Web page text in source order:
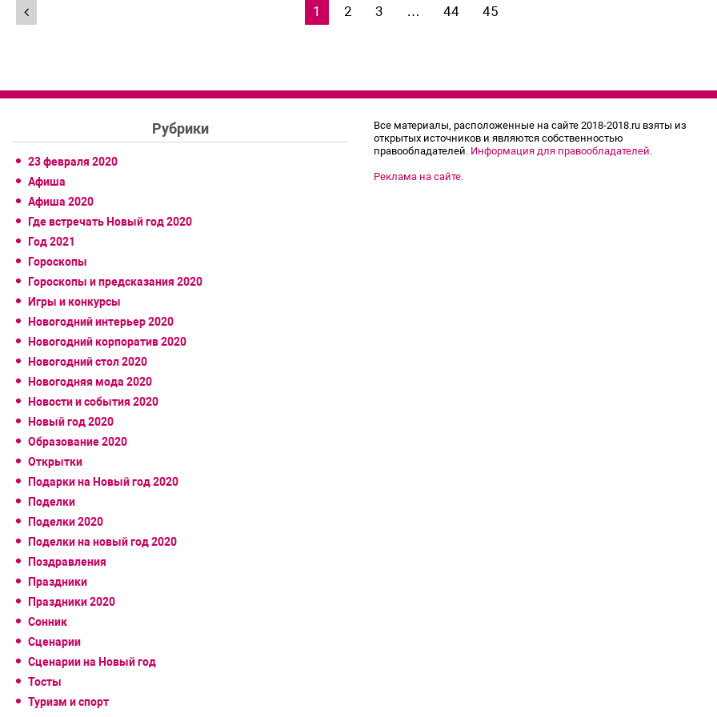
Навигация
1 2 3 … 44 45
Рубрики
23 февраля 2020
Афиша
Афиша 2020
Где встречать Новый год 2020
Год 2021
Гороскопы
Гороскопы и предсказания 2020
Игры и конкурсы
Новогодний интерьер 2020
Новогодний корпоратив 2020
Новогодний стол 2020
Новогодняя мода 2020
Новости и события 2020
Новый год 2020
Образование 2020
Открытки
Подарки на Новый год 2020
Поделки
Поделки 2020
Поделки на новый год 2020
Поздравления
Праздники
Праздники 2020
Сонник
Сценарии
Сценарии на Новый год
Тосты
Туризм и спорт
Все материалы, расположенные на сайте 2018-2018.ru взяты из
открытых источников и являются собственностью
правообладателей. Информация для правообладателей
Реклама на сайте.